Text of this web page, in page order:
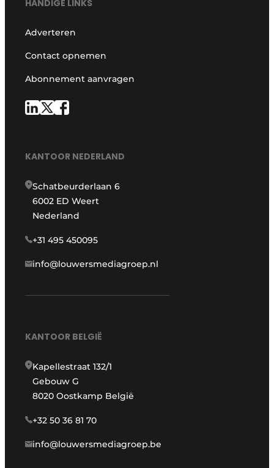
HANDIGE LINKS
Adverteren
Contact opnemen
Abonnement aanvragen
KANTOOR NEDERLAND
Schatbeurderlaan 6
6002 ED Weert
Nederland
+31 495 450095
info@louwersmediagroep.nl
KANTOOR BELGIË
Kapellestraat 132/1
Gebouw G
8020 Oostkamp België
+32 50 36 81 70
info@louwersmediagroep.be